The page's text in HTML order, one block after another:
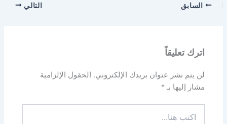
السابق التالي
اترك تعليقاً
لن يتم نشر عنوان بريدك الإلكتروني. الحقول الإلزامية
مشار إليها بـ*
هنا...